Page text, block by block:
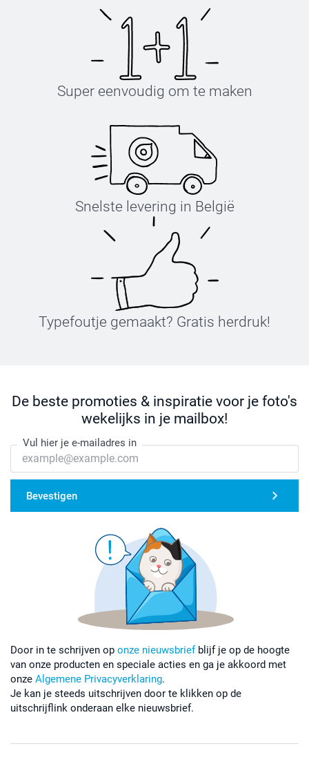
Super eenvoudig om te maken
Snelste levering in België
Typefoutje gemaakt? Gratis herdruk!
De beste promoties & inspiratie voor je foto's
wekelijks in je mailbox!
Vul hier je e-mailadres in
Bevestigen
Door in te schrijven op onze nieuwsbriefblijf je op de hoogte
van onze producten en speciale acties en ga je akkoord met
onze Algemene Privacyverklaring.
Je kan je steeds uitschrijven door te klikken op de
uitschrijflink onderaan elke nieuwsbrief.